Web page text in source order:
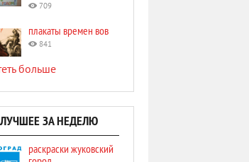
709
плакаты времен вов
841
больше
ЛУЧШЕЕ ЗА НЕДЕЛЮ
раскраски жуковский